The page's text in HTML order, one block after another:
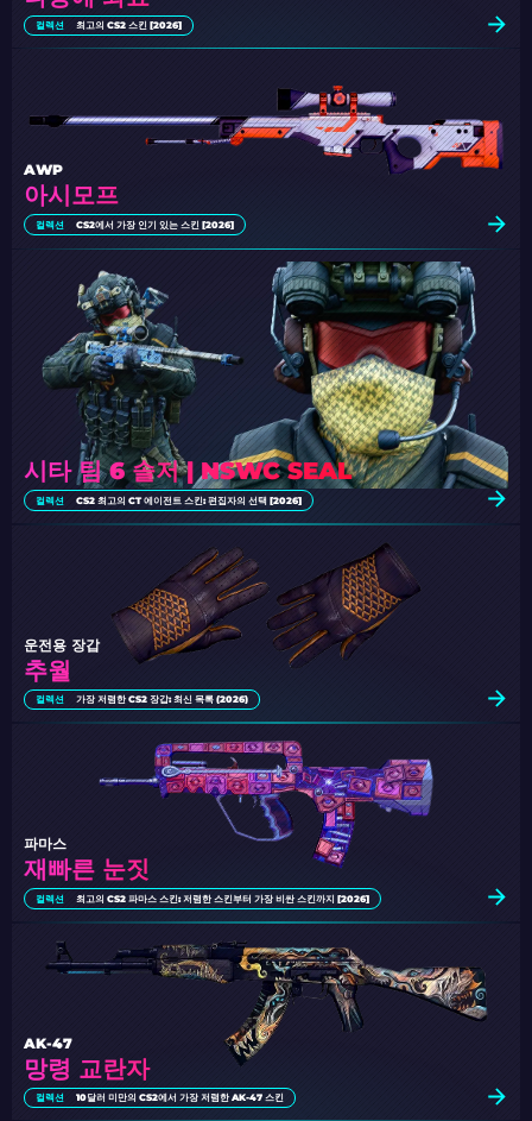
컬렉션 최고의 CS2 스킨 [2026]
아시모프
AWP
컬렉션 CS2에서 가장 인기 있는 스킨 [2026]
시타 팀 6 솔저 | NSWC SEAL
컬렉션 CS2 최고의 CT 에이전트 스킨: 편집자의 선택 [2026]
추월
운전용 장갑
컬렉션 가장 저렴한 CS2 장갑: 최신 목록 (2026)
재빠른 눈짓
파마스
컬렉션 최고의 CS2 파마스 스킨: 저렴한 스킨부터 가장 비싼 스킨까지 [2026]
망령 교란자
AK-47
컬렉션 10달러 미만의 CS2에서 가장 저렴한 AK-47 스킨